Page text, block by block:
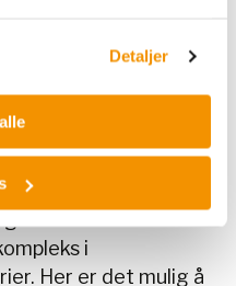
Detaljer
på laben?
i tillegg til å bidra
jobbet på Ahus og
Dette
av bakterielt DNA
i
Her er det mulig å